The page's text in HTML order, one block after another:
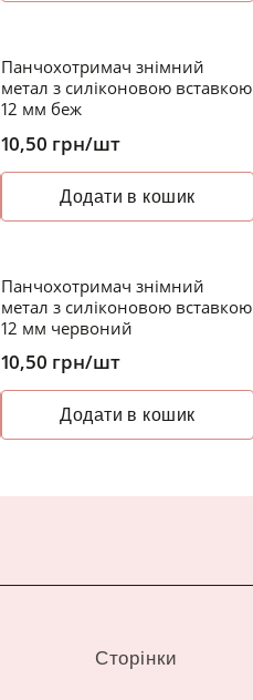
Панчохотримач знімний
метал з силіконовою вставкою
12 мм беж
10,50 грн/шт
Додати в кошик
Панчохотримач знімний
метал з силіконовою вставкою
12 мм червоний
10,50 грн/шт
Додати в кошик
Сторінки